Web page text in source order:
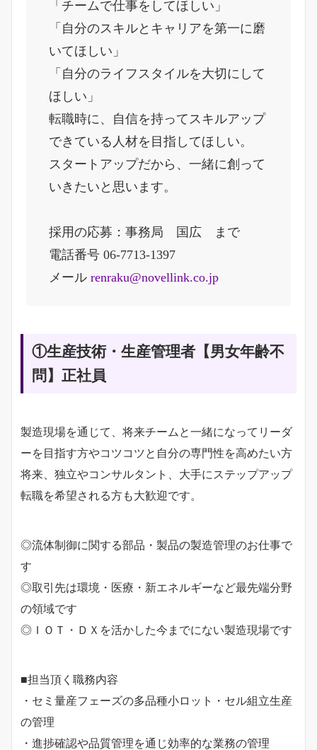
「チームで仕事をしてほしい」
「自分のスキルとキャリアを第一に磨
いてほしい」
「自分のライフスタイルを大切にして
ほしい」
転職時に、自信を持ってスキルアップ
できている人材を目指してほしい。
スタートアップだから、一緒に創って
いきたいと思います。
採用の応募：事務局 国広 まで
電話番号 06-7713-1397
メール renraku@novellink.co.jp
①生産技術・生産管理者【男女年齢不
問】 正社員
製造現場を通じて、将来チームと一緒になってリーダ
ーを目指す方やコツコツと自分の専門性を高めたい方
将来、独立やコンサルタント、大手にステップアップ
転職を希望される方も大歓迎です。
◎流体制御に関する部品・製品の製造管理のお仕事で
す
◎取引先は環境・医療・新エネルギーなど最先端分野
の領域です
◎ＩＯＴ・ＤＸを活かした今までにない製造現場です
■担当頂く職務内容
・セミ量産フェーズの多品種小ロット・セル組立生産
の管理
・進捗確認や品質管理を通じ効率的な業務の管理